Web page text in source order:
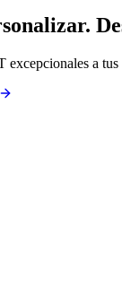
excepcionales a